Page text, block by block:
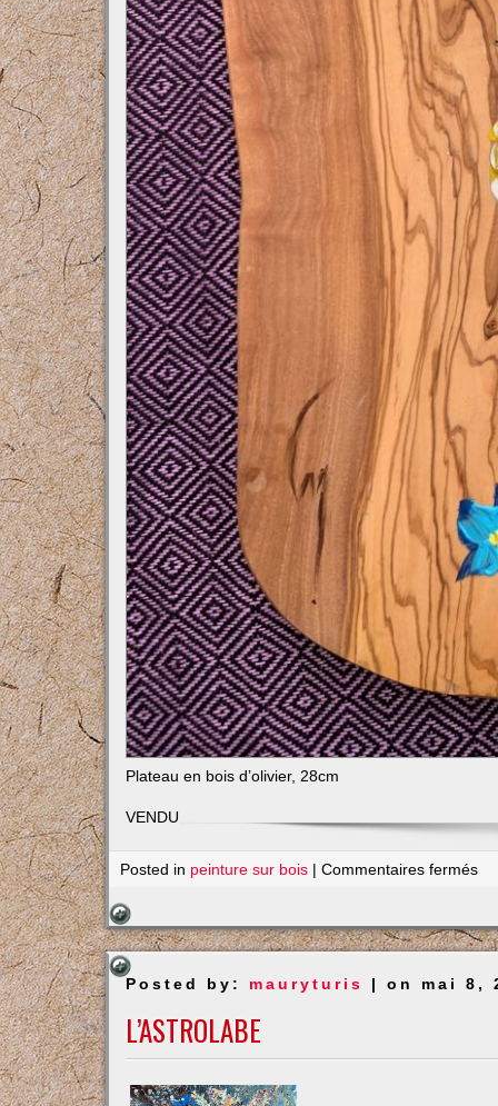
Plateau en bois d’olivier, 28cm
VENDU
Posted in peinture sur bois |Commentaires fermés
Posted by: mauryturis | on mai 8,
L’ASTROLABE